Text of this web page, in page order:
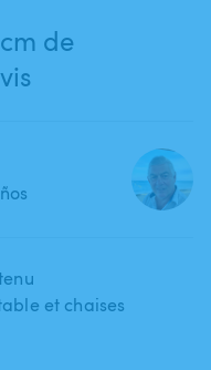
de
et chaises